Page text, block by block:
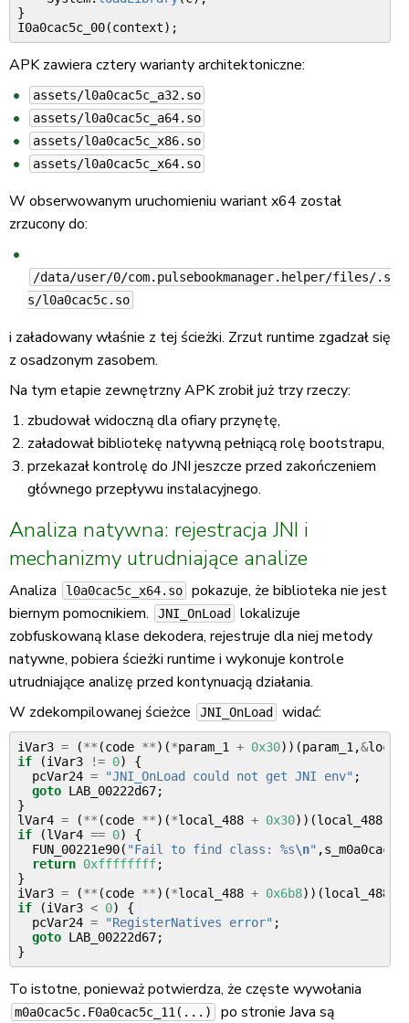
}
I0a0cac5c_00(context);
APK zawiera cztery warianty architektoniczne:
assets/l0a0cac5c_a32.so
assets/l0a0cac5c_a64.so
assets/l0a0cac5c_x86.so
assets/l0a0cac5c_x64.so
W obserwowanym uruchomieniu wariant x64 został
zrzucony do:
/data/user/0/com.pulsebookmanager.helper/files/.s
s/l0a0cac5c.so
i załadowany właśnie z tej ścieżki. Zrzut runtime zgadzał się
z osadzonym zasobem.
Na tym etapie zewnętrzny APK zrobił już trzy rzeczy:
zbudował widoczną dla ofiary przynętę,
załadował bibliotekę natywną pełniącą rolę bootstrapu,
przekazał kontrolę do JNI jeszcze przed zakończeniem
głównego przepływu instalacyjnego.
Analiza natywna: rejestracja JNI i
mechanizmy utrudniające analize
Analiza l0a0cac5c_x64.so
pokazuje, że biblioteka nie jest
biernym pomocnikiem.
JNI_OnLoad
lokalizuje
zobfuskowaną klase dekodera, rejestruje dla niej metody
natywne, pobiera ścieżki runtime i wykonuje kontrole
utrudniające analizę przed kontynuacją działania.
W zdekompilowanej ścieżce
JNI_OnLoad widać:
iVar3 = (** (code **)(*param_1 + 0x30))(param_1 ,&
if
(iVar3 != 0)
{
pcVar24 = "JNI_OnLoad could not get JNI env" ;
goto LAB_00222d67;
}
lVar4 = (** (code **)(*local_488 + 0x30))(local_488
if
(lVar4 == 0)
{
FUN_00221e90( "Fail to find class: %s\n" ,
return 0xffffffff;
}
iVar3 = (** (code **)(*local_488 + 0x6b8))(local_488
if
(iVar3 < 0)
{
pcVar24 = "RegisterNatives error" ;
goto LAB_00222d67;
}
To istotne, ponieważ potwierdza, że częste wywołania
m0a0cac5c.F0a0cac5c_11(...)
po stronie Java są